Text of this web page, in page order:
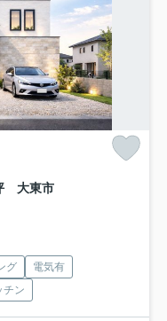
大東市
グ
電気有
チン